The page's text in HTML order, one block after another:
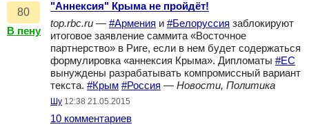
80
В пену
"Аннексия" Крыма не пройдёт!
top.rbc.ru — #Армения и #Белоруссия заблокируют
итоговое заявление саммита «Восточное
партнерство» в Риге, если в нем будет содержаться
формулировка «аннексия Крыма». Дипломаты #ЕС
вынуждены разрабатывать компромиссный вариант
текста. #Крым #Россия — Новости, Политика
Шу 12:38 21.05.2015
10 комментариев